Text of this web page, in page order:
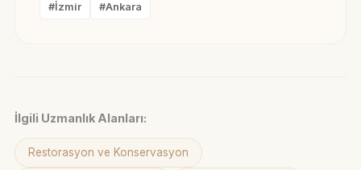
#İzmir #Ankara
İlgili Uzmanlık Alanları:
Restorasyon ve Konservasyon